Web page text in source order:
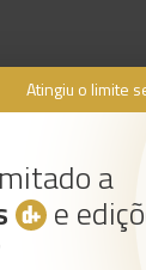
Atingiu o limite
a
e